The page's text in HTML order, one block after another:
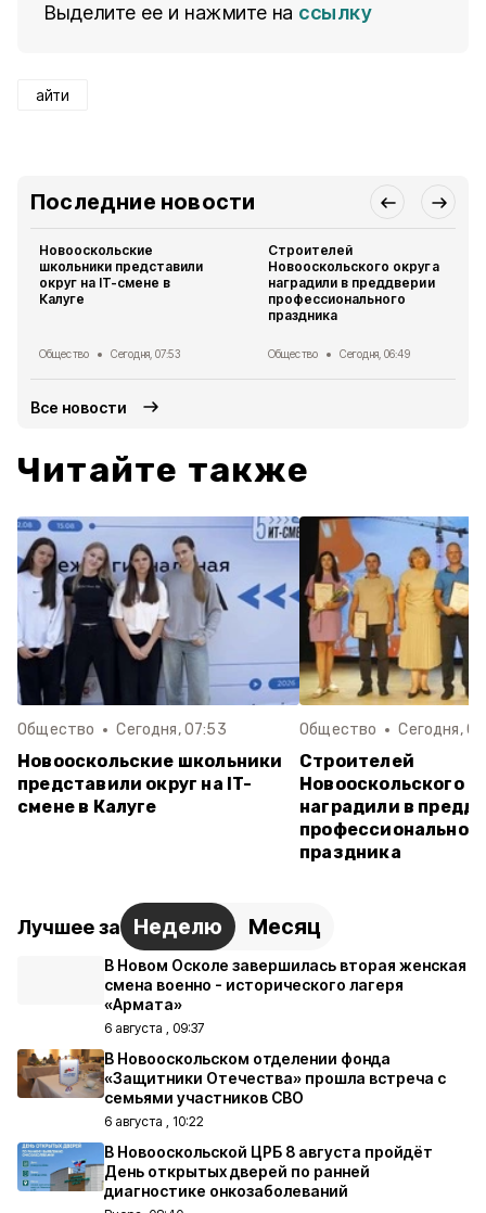
Выделите ее и нажмите на ссылку
айти
Последние новости
Новооскольские
школьники представили
округ на IT-смене в
Калуге
Общество Сегодня, 07:53
Строителей
Новооскольского округа
наградили в преддверии
профессионального
праздника
Общество Сегодня, 06:49
Все новости
Читайте также
Общество Сегодня, 07:53
Новооскольские школьники
представили округ на IT-
смене в Калуге
Общество Сегодня,
Строителей
Новооскольского
наградили в
праздника
Лучшее за Неделю Месяц
В Новом Осколе завершилась вторая женская
смена военно - исторического лагеря
«Армата»
6 августа , 09:37
В Новооскольском отделении фонда
«Защитники Отечества» прошла встреча с
семьями участников СВО
6 августа , 10:22
В Новооскольской ЦРБ 8 августа пройдёт
День открытых дверей по ранней
диагностике онкозаболеваний